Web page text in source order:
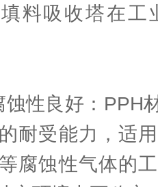
吸收塔在工
良好：PPH
耐受能力，适
腐蚀性气体的